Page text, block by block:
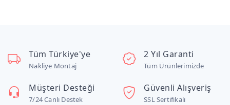
Tüm Türkiye'ye
Nakliye Montaj
2 Yıl Garanti
Tüm Ürünlerimizde
Müşteri Desteği
7/24 Canlı Destek
Güvenli Alışveriş
SSL Sertifikalı